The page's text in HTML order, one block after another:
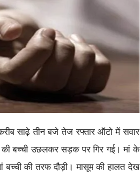
साढ़े तीन बजे तेज रफ्तार ऑटो में सवार
की बच्ची उछलकर सड़क पर गिर गई। मां के
बच्ची की तरफ दौड़ी। मासूम की हालत देख